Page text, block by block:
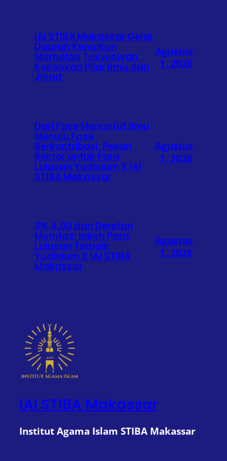
IAI STIBA Makassar Gelar
Daurah Kenaikan
Marhalah Takwiniyah,
Kokohkan Pilar Ilmu dan
Jihad
Agustus
1, 2026
Dari Fase Menuntut Ilmu
Menuju Fase
Berkontribusi: Pesan
Rektor untuk Para
Lulusan Yudisium X IAI
STIBA Makassar
Agustus
1, 2026
IPK 4,00 dan Deretan
Mumtaz: Inilah Para
Lulusan Terbaik
Yudisium X IAI STIBA
Makassar
Agustus
1, 2026
IAI STIBA Makassar
Institut Agama Islam STIBA Makassar